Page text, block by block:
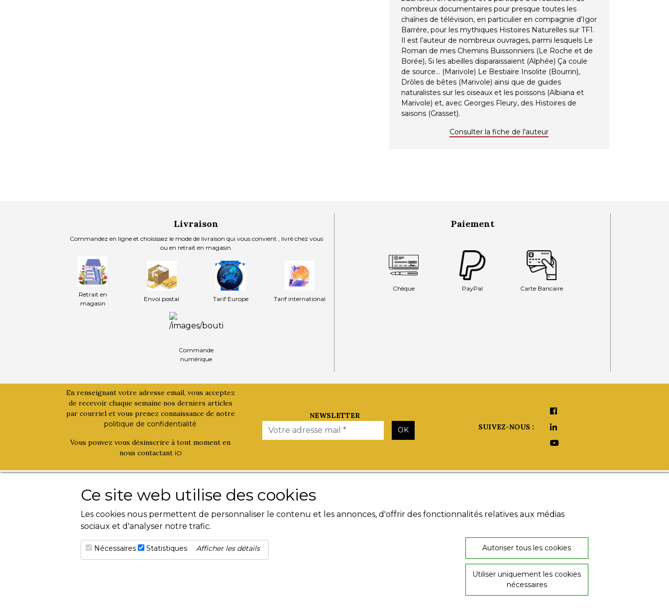
Ce site web utilise des cookies
Les cookies nous permettent de personnaliser le contenu et les annonces, d'offrir des fonctionnalités relatives aux médias
sociaux et d'analyser notre trafic.
Autoriser tous les cookies
Utiliser uniquement les cookies
nécessaires
Nécessaires Statistiques Afficher les détails
nombreux documentaires pour presque toutes les
chaînes de télévision, en particulier en compagnie d’Igor
Barrére, pour les mythiques Histoires Naturelles sur TF1.
Il est l’auteur de nombreux ouvrages, parmi lesquels Le
Roman de mes Chemins Buissonniers (Le Roche et de
Borée), Si les abeilles disparaissaient (Alphée) Ça coule
de source... (Marivole) Le Bestiaire Insolite (Bourrin),
Drôles de bêtes (Marivole) ainsi que de guides
naturalistes sur les oiseaux et les poissons (Albiana et
Marivole) et, avec Georges Fleury, des Histoires de
saisons (Grasset).
Consulter la fiche de l'auteur
Livraison
Commandez en ligne et choisissez le mode de livraison qui vous convient , livré chez vous
ou en retrait en magasin.
Retrait en
magasin
Envoi postal Tarif Europe Tarif international
Commande
numérique
Paiement
Chèque PayPal Carte Bancaire
En renseignant votre adresse email, vous acceptez
de recevoir chaque semaine nos derniers articles
par courriel et vous prenez connaissance de notre
politique de confidentialité
Vous pouvez vous désinscrire à tout moment en
nous contactant ici
NEWSLETTER
Email OK SUIVEZ-NOUS :
Contact
Activités
Magazines
Evènements
Les Evènements
Nuit de la Bouinotte
Livres numériques
Conditions générales
26, rue de Provence
36000 Châteauroux
02 54 60 08 06